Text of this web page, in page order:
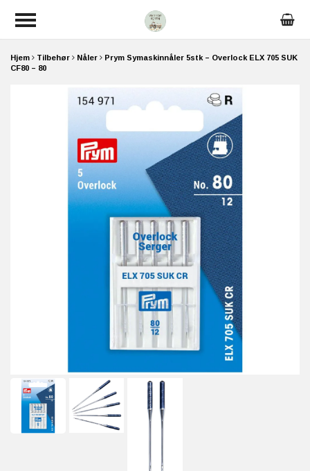
Hjem Tilbehør Nåler
Prym Symaskinnåler 5stk – Overlock ELX 705 SUK
CF80 – 80